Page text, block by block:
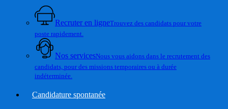
Recruter en ligneTrouvez des candidats pour votre
poste rapidement.
Nos servicesNous vous aidons dans le recrutement des
candidats, pour des missions temporaires ou à durée
indéterminée.
Candidature spontanée